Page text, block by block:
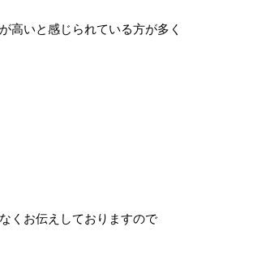
高いと感じられている方が多く
くお伝えしておりますので